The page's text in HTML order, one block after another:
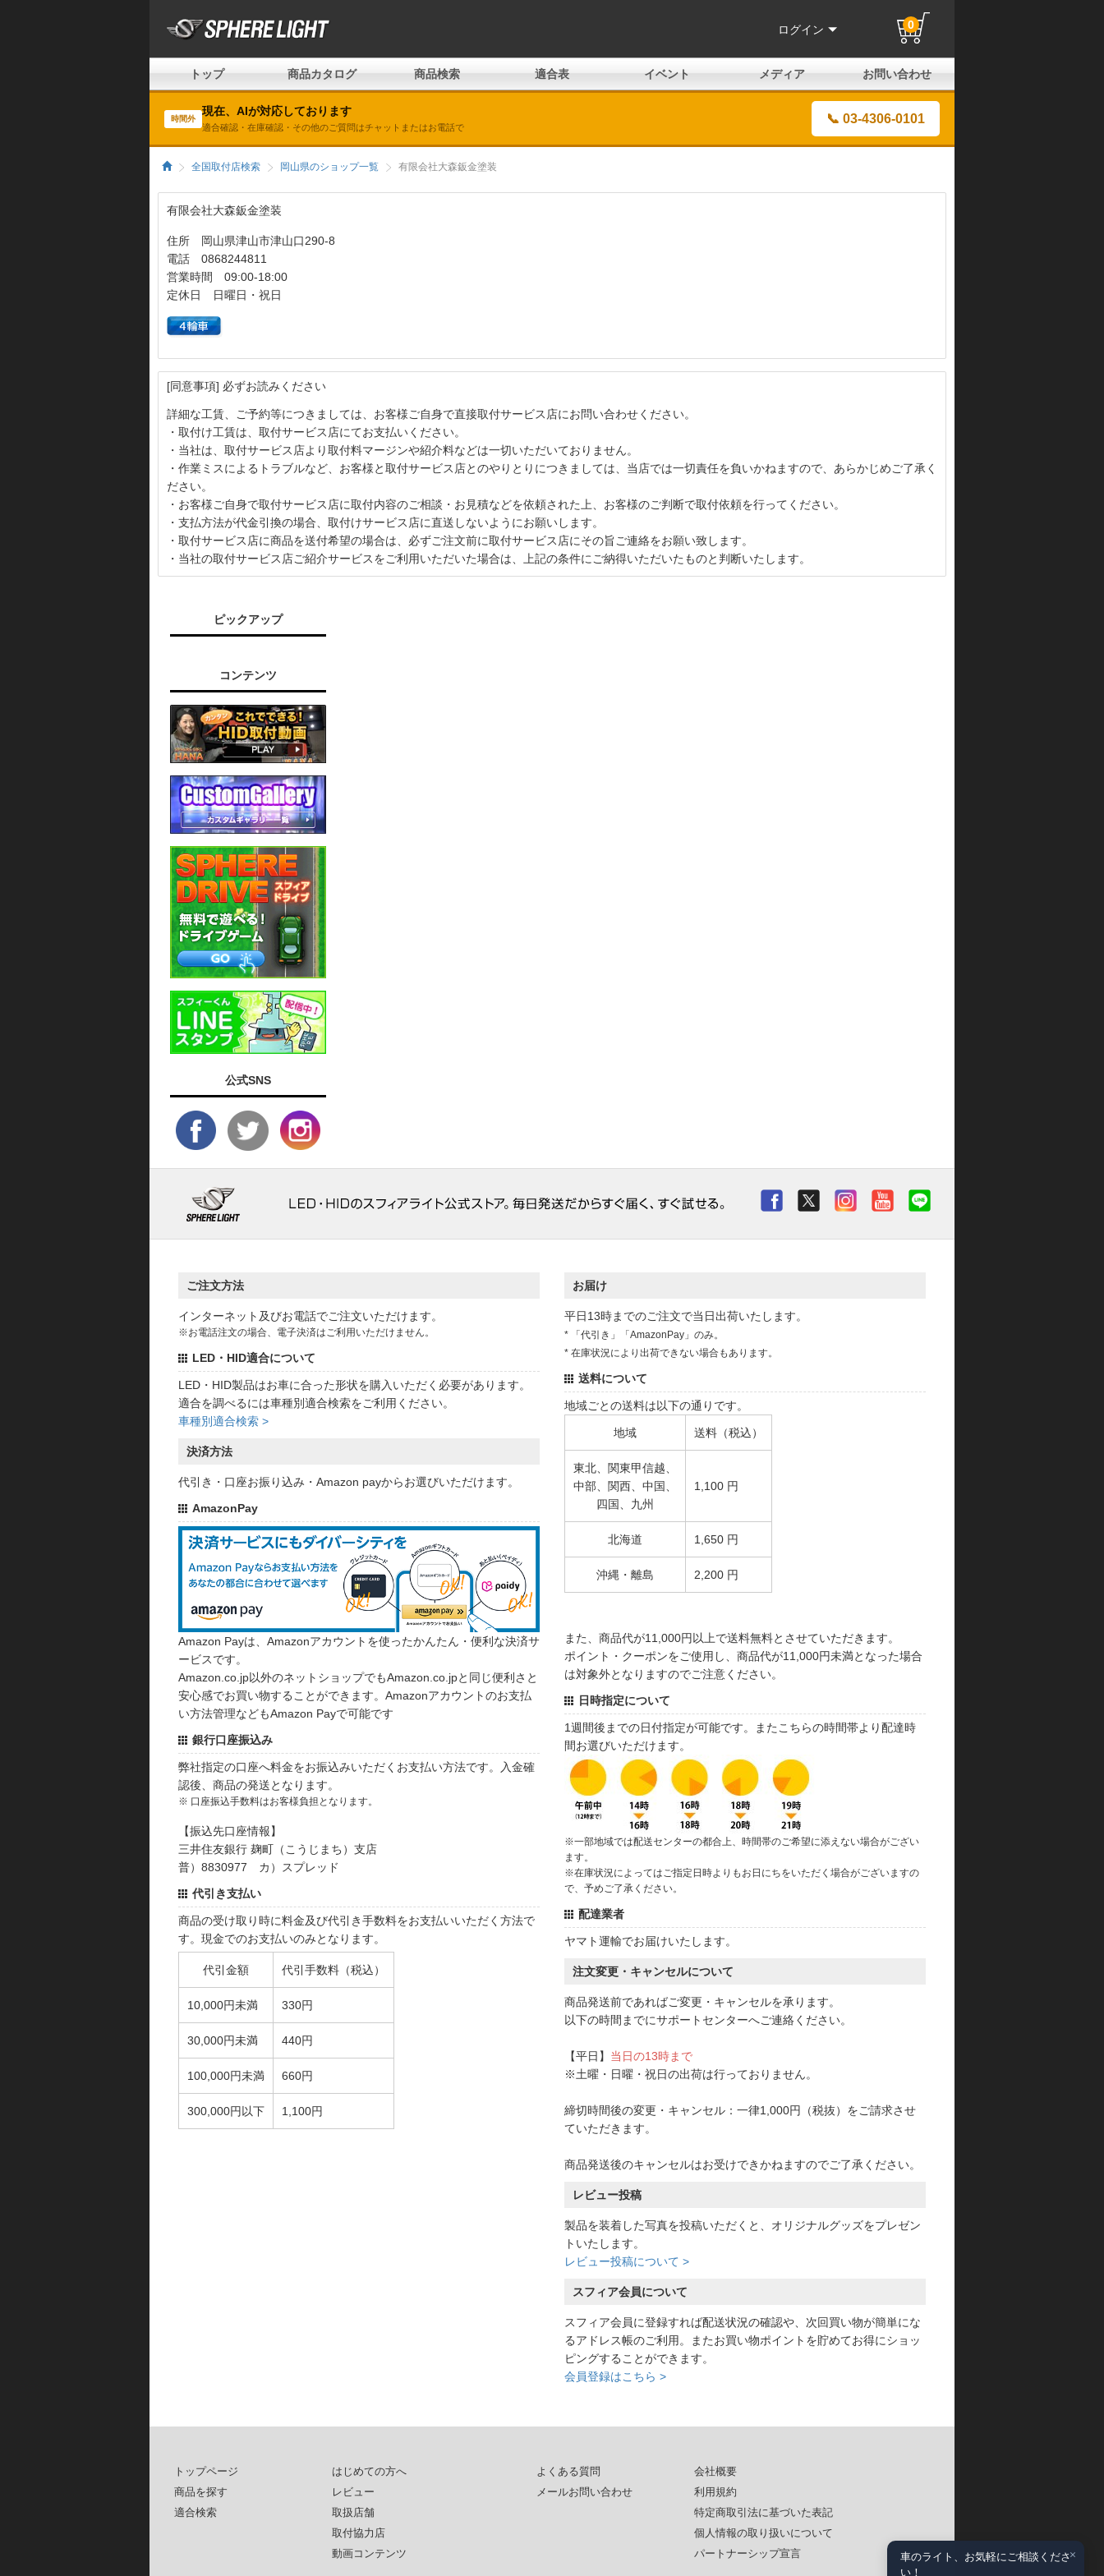
ログイン 0
トップ 商品カタログ 商品検索 適合表 イベント メディア お問い合わせ
時間外
現在、AIが対応しております
適合確認・在庫確認・その他のご質問はチャットまたはお電話で
📞 03-4306-0101
全国取付店検索 岡山県のショップ一覧 有限会社大森鈑金塗装
有限会社大森鈑金塗装
住所 岡山県津山市津山口290-8
電話 0868244811
営業時間 09:00-18:00
定休日 日曜日・祝日
[同意事項] 必ずお読みください
詳細な工賃、ご予約等につきましては、お客様ご自身で直接取付サービス店にお問い合わせください。
・取付け工賃は、取付サービス店にてお支払いください。
・当社は、取付サービス店より取付料マージンや紹介料などは一切いただいておりません。
・作業ミスによるトラブルなど、お客様と取付サービス店とのやりとりにつきましては、当店では一切責任を負いかねますので、あらかじめご了承く
ださい。
・お客様ご自身で取付サービス店に取付内容のご相談・お見積などを依頼された上、お客様のご判断で取付依頼を行ってください。
・支払方法が代金引換の場合、取付けサービス店に直送しないようにお願いします。
・取付サービス店に商品を送付希望の場合は、必ずご注文前に取付サービス店にその旨ご連絡をお願い致します。
・当社の取付サービス店ご紹介サービスをご利用いただいた場合は、上記の条件にご納得いただいたものと判断いたします。
ピックアップ
コンテンツ
公式SNS
ご注文方法
インターネット及びお電話でご注文いただけます。
※お電話注文の場合、電子決済はご利用いただけません。
LED・HID適合について
LED・HID製品はお車に合った形状を購入いただく必要があります。
適合を調べるには車種別適合検索をご利用ください。
車種別適合検索 >
決済方法
代引き・口座お振り込み・Amazon payからお選びいただけます。
AmazonPay
Amazon Payは、Amazonアカウントを使ったかんたん・便利な決済サ
ービスです。
Amazon.co.jp以外のネットショップでもAmazon.co.jpと同じ便利さと
安心感でお買い物することができます。Amazonアカウントのお支払
い方法管理などもAmazon Payで可能です
銀行口座振込み
弊社指定の口座へ料金をお振込みいただくお支払い方法です。入金確
認後、商品の発送となります。
※ 口座振込手数料はお客様負担となります。
【振込先口座情報】
三井住友銀行 麹町（こうじまち）支店
普）8830977 カ）スプレッド
代引き支払い
商品の受け取り時に料金及び代引き手数料をお支払いいただく方法で
す。現金でのお支払いのみとなります。
代引金額 代引手数料（税込）
10,000円未満 330円
30,000円未満 440円
100,000円未満 660円
300,000円以下 1,100円
お届け
平日13時までのご注文で当日出荷いたします。
* 「代引き」「AmazonPay」のみ。
* 在庫状況により出荷できない場合もあります。
送料について
地域ごとの送料は以下の通りです。
地域 送料（税込）
東北、関東甲信越、
中部、関西、中国、
四国、九州
1,100 円
北海道 1,650 円
沖縄・離島 2,200 円
また、商品代が11,000円以上で送料無料とさせていただきます。
ポイント・クーポンをご使用し、商品代が11,000円未満となった場合
は対象外となりますのでご注意ください。
日時指定について
1週間後までの日付指定が可能です。またこちらの時間帯より配達時
間お選びいただけます。
※一部地域では配送センターの都合上、時間帯のご希望に添えない場合がござい
ます。
※在庫状況によってはご指定日時よりもお日にちをいただく場合がございますの
で、予めご了承ください。
配達業者
ヤマト運輸でお届けいたします。
注文変更・キャンセルについて
商品発送前であればご変更・キャンセルを承ります。
以下の時間までにサポートセンターへご連絡ください。
【平日】 当日の13時まで
※土曜・日曜・祝日の出荷は行っておりません。
締切時間後の変更・キャンセル：一律1,000円（税抜）をご請求させ
ていただきます。
商品発送後のキャンセルはお受けできかねますのでご了承ください。
レビュー投稿
製品を装着した写真を投稿いただくと、オリジナルグッズをプレゼン
トいたします。
レビュー投稿について >
スフィア会員について
スフィア会員に登録すれば配送状況の確認や、次回買い物が簡単にな
るアドレス帳のご利用。またお買い物ポイントを貯めてお得にショッ
ピングすることができます。
会員登録はこちら >
トップページ
商品を探す
適合検索
はじめての方へ
レビュー
取扱店舗
取付協力店
動画コンテンツ
よくある質問
メールお問い合わせ
会社概要
利用規約
特定商取引法に基づいた表記
個人情報の取り扱いについて
パートナーシップ宣言
×
車のライト、お気軽にご相談くださ
い！